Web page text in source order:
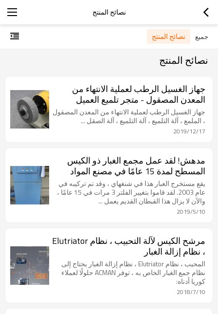
نصائح المنتج
جميع نصائح المنتج
نصائح المنتج
جهاز الغسيل الرطب لعملية الانتهاء من
المعدن المصقول - متجر تلميع العميل
الفيتنامي
جهاز الغسيل الرطب لعملية الانتهاء من المعدن المصقول
، الملمع ، آلة التلميع ، آلة التلميع ، آلة الصقل ...
2019/12/17
مدهش! لقد عمل مجمع الغبار ذو الكيس
المسطح لمدة 15 عامًا في مصنع المواد
العازلة
يقع مستخرج الغبار هذا في شنغهاي ، وقد تم تركيبه في
عام 2003. لقد قاموا بتغيير الفلتر 3 مرات في 15 عامًا ،
والآن لا يزال هذا القبطان القديم يعمل ...
2019/5/10
مرشح الكيس لآلة التحبيب ، نظام Elutriator
، نظام إزالة الغبار
المحبب ، نظام Elutriator ، نظام إزالة الغبار يحتاج إلى
نظام جمع الغبار الخاص به ، توفر ACMAN حلولًا لعملاء
كوريا أدناه:
2018/7/10